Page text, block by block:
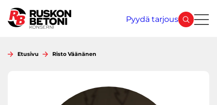
sisältöön
Pyydä tarjous
Etusivu Risto Väänänen